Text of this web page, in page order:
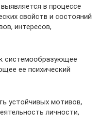
в процессе
свойств и состояний
интересов,
системообразующее
ее психический
устойчивых мотивов,
личности,